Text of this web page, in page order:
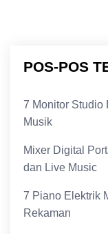
POS-POS
7 Monitor Studio
Musik
Mixer Digital
dan Live Music
7 Piano Elektrik
Rekaman